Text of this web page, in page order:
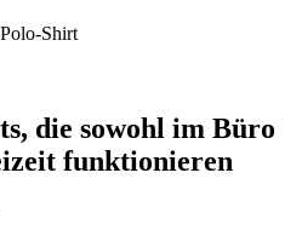
Shirt
die sowohl im Büro
funktionieren